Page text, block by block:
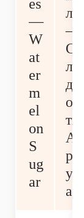
es
—
W
at
er
m
el
on
S
ug
ar
лс
—
С
ла
д
ос
ть
А
рб
уз
а